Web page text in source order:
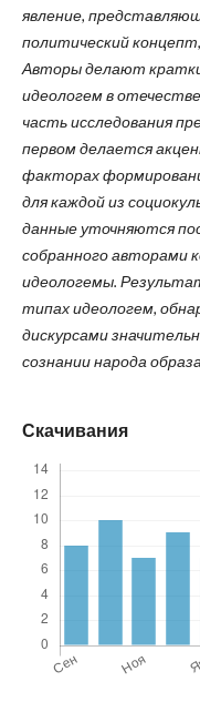
явление,
политический
Авторы делают
идеологем в
часть исследования
первом делается
факторах
для каждой из
данные уточняются
собранного авторами
идеологемы.
типах идеологем,
дискурсами
сознании народа
Скачивания